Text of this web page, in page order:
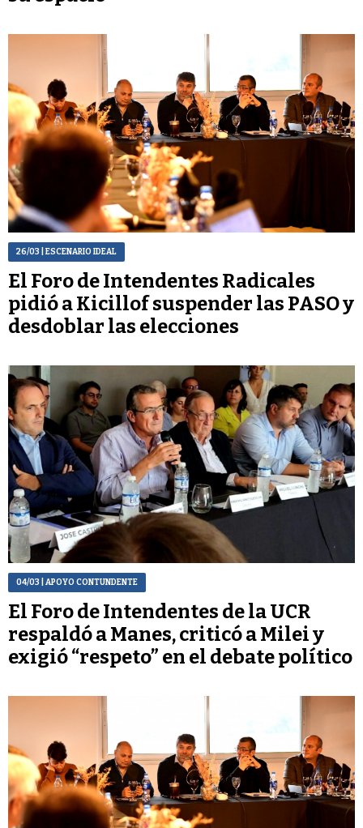
26/03 | ESCENARIO IDEAL
El Foro de Intendentes Radicales
pidió a Kicillof suspender las PASO y
desdoblar las elecciones
04/03 | APOYO CONTUNDENTE
El Foro de Intendentes de la UCR
respaldó a Manes, criticó a Milei y
exigió “respeto” en el debate político